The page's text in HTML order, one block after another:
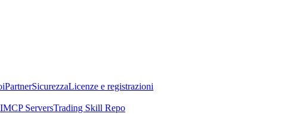
PartnerSicurezzaLicenze e registrazioni
MCP ServersTrading Skill Repo